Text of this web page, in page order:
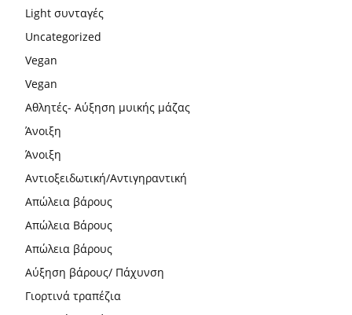
Light συνταγές
Uncategorized
Vegan
Vegan
Αθλητές- Αύξηση μυικής μάζας
Άνοιξη
Άνοιξη
Αντιοξειδωτική/Αντιγηραντική
Απώλεια βάρους
Απώλεια Βάρους
Απώλεια βάρους
Αύξηση βάρους/ Πάχυνση
Γιορτινά τραπέζια